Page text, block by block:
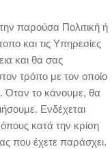
παρούσα Πολιτική ή
και τις Υπηρεσίες
και θα σας
τρόπο με τον οποίο
Όταν το κάνουμε, θα
Ενδέχεται
κατά την κρίση
που έχετε παράσχει.